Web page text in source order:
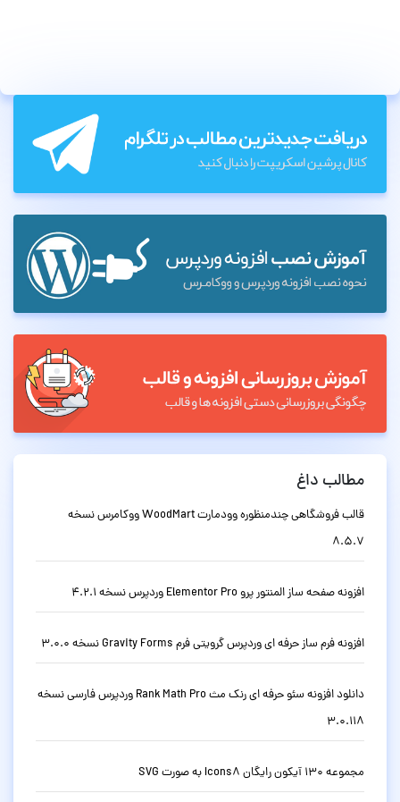
مطالب داغ
قالب فروشگاهی چندمنظوره وودمارت WoodMart ووکامرس نسخه
8.5.7
افزونه صفحه ساز المنتور پرو Elementor Pro وردپرس نسخه 4.2.1
افزونه فرم ساز حرفه ای وردپرس گرویتی فرم Gravity Forms نسخه 3.0.0
دانلود افزونه سئو حرفه ای رنک مث Rank Math Pro وردپرس فارسی نسخه
3.0.118
مجموعه 130 آیکون رایگان Icons8 به صورت SVG